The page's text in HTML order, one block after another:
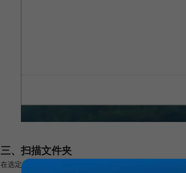
三、扫描文件夹
在选定相应的文件夹之后，点击扫描，软件即会对相应的